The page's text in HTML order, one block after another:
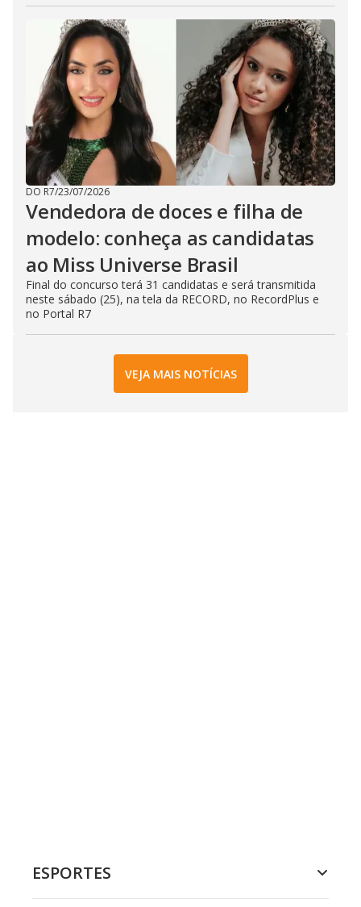
DO R7/23/07/2026
Vendedora de doces e filha de
modelo: conheça as candidatas
ao Miss Universe Brasil
Final do concurso terá 31 candidatas e será transmitida
neste sábado (25), na tela da RECORD, no RecordPlus e
no Portal R7
VEJA MAIS NOTÍCIAS
ESPORTES